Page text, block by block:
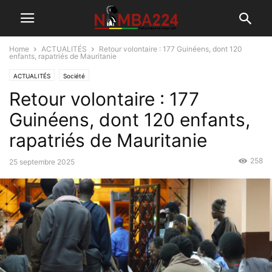
Home ACTUALITÉS
Retour volontaire : 177 Guinéens, dont 120
enfants, rapatriés de Mauritanie
ACTUALITÉS Société
Retour volontaire : 177
Guinéens, dont 120 enfants,
rapatriés de Mauritanie
25 septembre 2025 258